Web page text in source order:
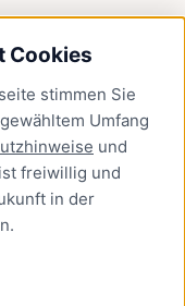
Cookies
stimmen Sie
Umfang
und
freiwillig und
in der